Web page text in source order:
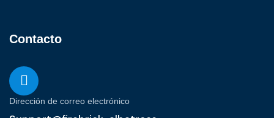
Contacto
Dirección de correo electrónico